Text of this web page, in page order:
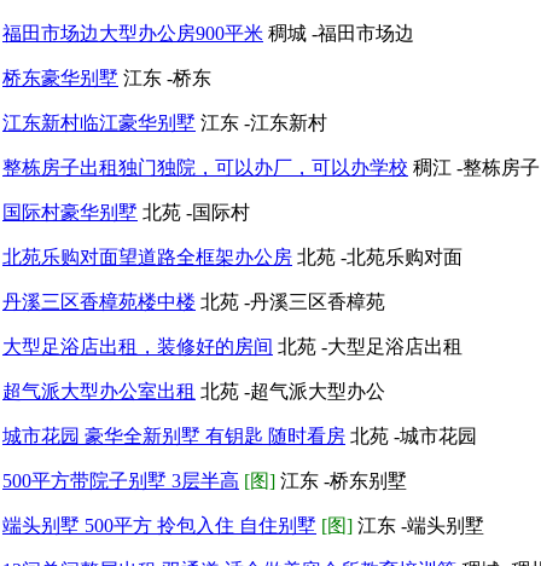
福田市场边大型办公房900平米 稠城 -福田市场边
桥东豪华别墅 江东 -桥东
江东新村临江豪华别墅 江东 -江东新村
整栋房子出租独门独院，可以办厂，可以办学校 稠江 -整栋房
国际村豪华别墅 北苑 -国际村
北苑乐购对面望道路全框架办公房 北苑 -北苑乐购对面
丹溪三区香樟苑楼中楼 北苑 -丹溪三区香樟苑
大型足浴店出租，装修好的房间 北苑 -大型足浴店出租
超气派大型办公室出租 北苑 -超气派大型办公
城市花园 豪华全新别墅 有钥匙 随时看房 北苑 -城市花园
500平方带院子别墅 3层半高 [图] 江东 -桥东别墅
端头别墅 500平方 拎包入住 自住别墅 [图] 江东 -端头别墅